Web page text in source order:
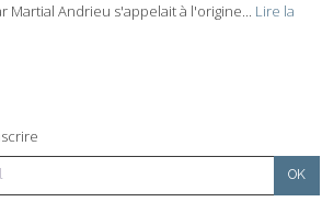
Martial Andrieu s'appelait à l'origine... Lire la